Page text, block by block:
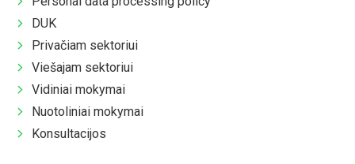
DUK
Privačiam sektoriui
Viešajam sektoriui
Vidiniai mokymai
Nuotoliniai mokymai
Konsultacijos